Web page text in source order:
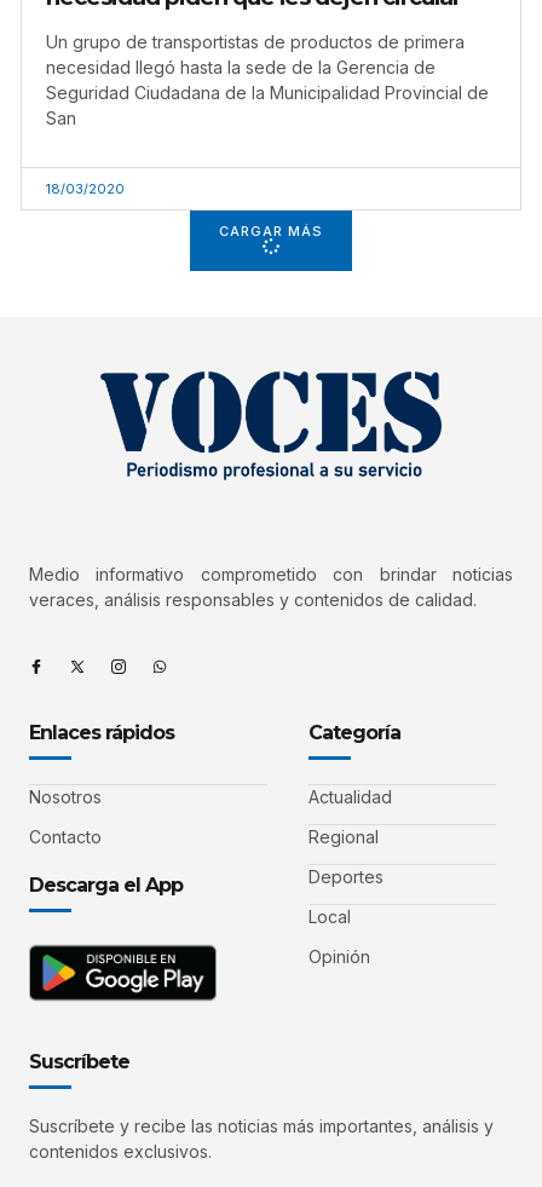
Un grupo de transportistas de productos de primera
necesidad llegó hasta la sede de la Gerencia de
Seguridad Ciudadana de la Municipalidad Provincial de
San
18/03/2020
CARGAR MÁS
Medio informativo comprometido con brindar noticias
veraces, análisis responsables y contenidos de calidad.
Enlaces rápidos
Nosotros
Contacto
Descarga el App
Categoría
Actualidad
Regional
Deportes
Local
Opinión
Suscríbete
Suscríbete y recibe las noticias más importantes, análisis y
contenidos exclusivos.